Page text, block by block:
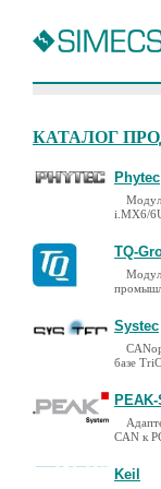
КАТАЛОГ
Phytec
i.MX6/
TQ-
Systec
базе
CAN к
Keil